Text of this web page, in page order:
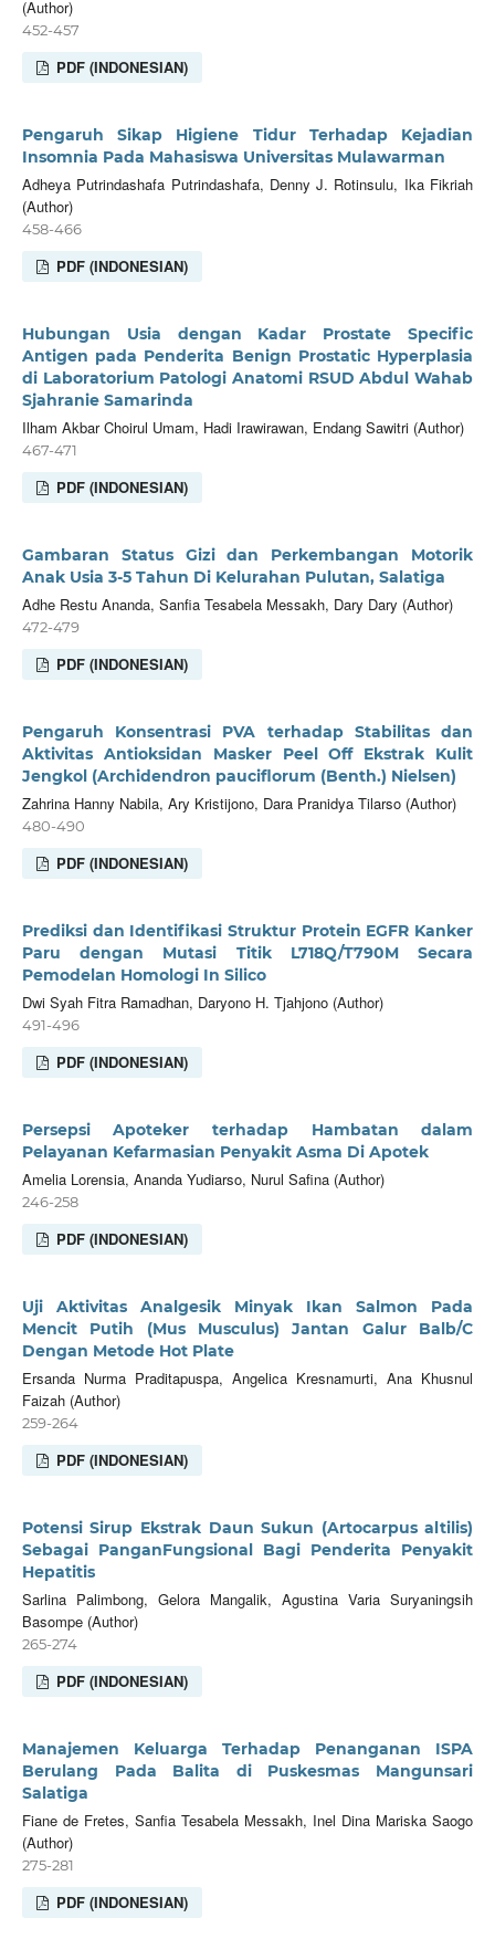
(Author)
452-457
PDF (INDONESIAN)
Pengaruh Sikap Higiene Tidur Terhadap Kejadian
Insomnia Pada Mahasiswa Universitas Mulawarman
Adheya Putrindashafa Putrindashafa, Denny J. Rotinsulu, Ika Fikriah
(Author)
458-466
PDF (INDONESIAN)
Hubungan Usia dengan Kadar Prostate Specific
Antigen pada Penderita Benign Prostatic Hyperplasia
di Laboratorium Patologi Anatomi RSUD Abdul Wahab
Sjahranie Samarinda
Ilham Akbar Choirul Umam, Hadi Irawirawan, Endang Sawitri (Author)
467-471
PDF (INDONESIAN)
Gambaran Status Gizi dan Perkembangan Motorik
Anak Usia 3-5 Tahun Di Kelurahan Pulutan, Salatiga
Adhe Restu Ananda, Sanfia Tesabela Messakh, Dary Dary (Author)
472-479
PDF (INDONESIAN)
Pengaruh Konsentrasi PVA terhadap Stabilitas dan
Aktivitas Antioksidan Masker Peel Off Ekstrak Kulit
Jengkol (Archidendron pauciflorum (Benth.) Nielsen)
Zahrina Hanny Nabila, Ary Kristijono, Dara Pranidya Tilarso (Author)
480-490
PDF (INDONESIAN)
Prediksi dan Identifikasi Struktur Protein EGFR Kanker
Paru dengan Mutasi Titik L718Q/T790M Secara
Pemodelan Homologi In Silico
Dwi Syah Fitra Ramadhan, Daryono H. Tjahjono (Author)
491-496
PDF (INDONESIAN)
Persepsi Apoteker terhadap Hambatan dalam
Pelayanan Kefarmasian Penyakit Asma Di Apotek
Amelia Lorensia, Ananda Yudiarso, Nurul Safina (Author)
246-258
PDF (INDONESIAN)
Uji Aktivitas Analgesik Minyak Ikan Salmon Pada
Mencit Putih (Mus Musculus) Jantan Galur Balb/C
Dengan Metode Hot Plate
Ersanda Nurma Praditapuspa, Angelica Kresnamurti, Ana Khusnul
Faizah (Author)
259-264
PDF (INDONESIAN)
Potensi Sirup Ekstrak Daun Sukun (Artocarpus altilis)
Sebagai PanganFungsional Bagi Penderita Penyakit
Hepatitis
Sarlina Palimbong, Gelora Mangalik, Agustina Varia Suryaningsih
Basompe (Author)
265-274
PDF (INDONESIAN)
Manajemen Keluarga Terhadap Penanganan ISPA
Berulang Pada Balita di Puskesmas Mangunsari
Salatiga
Fiane de Fretes, Sanfia Tesabela Messakh, Inel Dina Mariska Saogo
(Author)
275-281
PDF (INDONESIAN)